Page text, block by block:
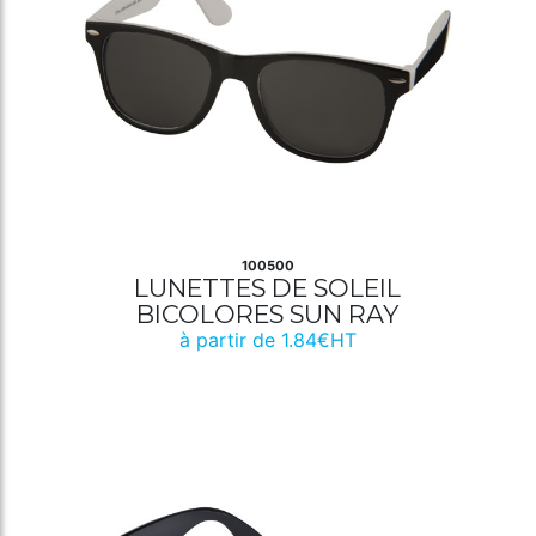
100500
LUNETTES DE SOLEIL
BICOLORES SUN RAY
à partir de 1.84€HT